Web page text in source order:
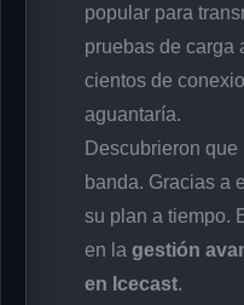
popular para
pruebas de carga
cientos de
aguantaría.
Descubrieron
banda. Gracias a
su plan a tiempo.
en la gestión
en Icecast.